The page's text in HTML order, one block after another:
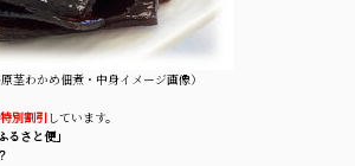
原茎わかめ佃煮・中身イメージ画像）
別割引しています。
さと便」